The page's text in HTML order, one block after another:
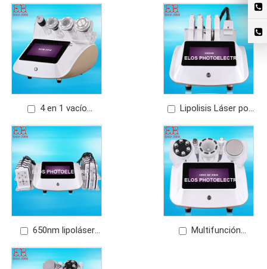
Cavitacion Lipolaser
Cavitación+RF
corporal+RF brazo+RF
facial
4 en 1 vacío
radiofrecuencia
(vacuum
corporal+brazo+facial)+40Khz
Cavitación
Lipolisis Láser por
reducción de grasa
650nm lipoláser
adelgazar
Multifunción